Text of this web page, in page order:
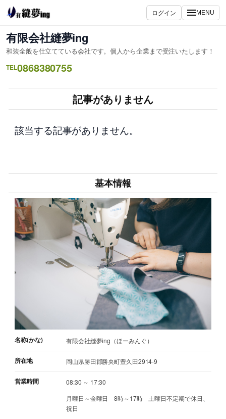
内
容
を
ス
キ
ッ
ログイン MENU
有限会社縫夢ing
和装全般を仕立てている会社です。個人から企業まで受注いたします！
TEL0868380755
記事がありません
該当する記事がありません。
基本情報
名称(かな) 有限会社縫夢ing（ほーみんぐ）
所在地 岡山県勝田郡勝央町豊久田2914-9
営業時間
08:30 ～ 17:30
月曜日～金曜日 8時～17時 土曜日不定期で休日、
祝日